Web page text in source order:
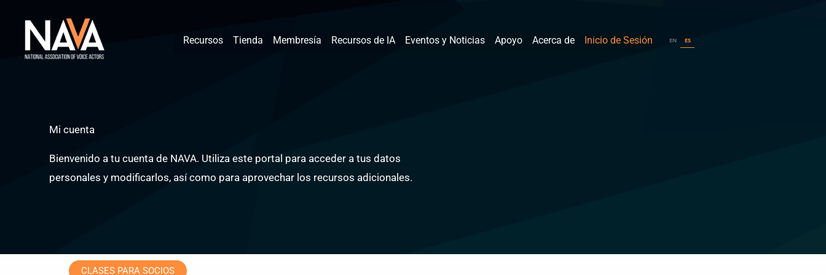
contenido
Recursos Tienda Membresía Recursos de IA Eventos y Noticias Apoyo Acerca de Inicio de Sesión EN ES
Mi cuenta
Bienvenido a tu cuenta de NAVA. Utiliza este portal para acceder a tus datos
personales y modificarlos, así como para aprovechar los recursos adicionales.
CLASES PARA SOCIOS